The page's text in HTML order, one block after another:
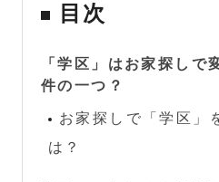
目次
「学区」はお家探しで
件の一つ？
お家探しで「学区」
は？